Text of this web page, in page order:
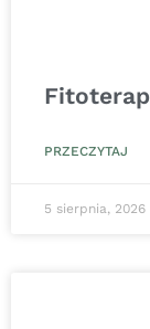
PRZECZYTAJ
5 sierpnia, 2026